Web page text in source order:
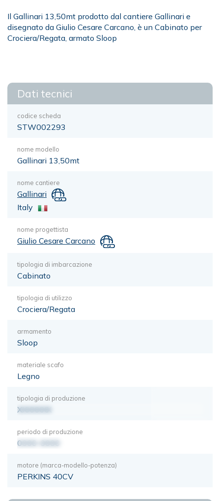
Il Gallinari 13,50mt prodotto dal cantiere Gallinari e
disegnato da Giulio Cesare Carcano, è un Cabinato per
Crociera/Regata, armato Sloop
Dati tecnici
codice scheda
STW002293
nome modello
Gallinari 13,50mt
nome cantiere
Gallinari
Italy
nome progettista
Giulio Cesare Carcano
tipologia di imbarcazione
Cabinato
tipologia di utilizzo
Crociera/Regata
armamento
Sloop
materiale scafo
Legno
tipologia di produzione
XXXXXXX
periodo di produzione
0000-0000
motore (marca-modello-potenza)
PERKINS 40CV